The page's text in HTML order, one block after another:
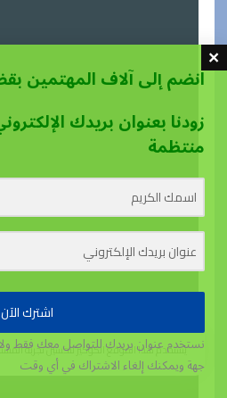
يستخدم هذا الموقع الكوكيز لتحسين تجربة
انضم إلى آلاف المهتمين
زودنا بعنوان بريدك
منتظمة
اشترك الآن
نستخدم عنوان بريدك للتواصل معك فقط
جهةويمكنك إلغاء الاشتراك في أي وقت